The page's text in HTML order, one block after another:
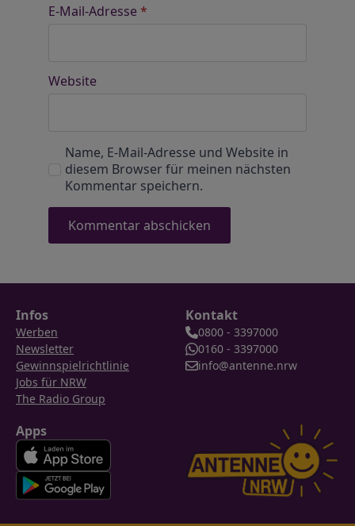
E-Mail-Adresse *
Website
Name, E-Mail-Adresse und Website in
diesem Browser für meinen nächsten
Kommentar speichern.
Infos
Werben
Newsletter
Gewinnspielrichtlinie
Jobs für NRW
The Radio Group
Kontakt
0800 - 3397000
0160 - 3397000
info@antenne.nrw
Apps